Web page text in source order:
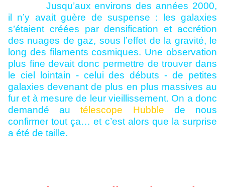
Jusqu’aux environs des années 2000,
il n’y avait guère de suspense : les galaxies
s’étaient créées par densification et accrétion
des nuages de gaz, sous l’effet de la gravité, le
long des filaments cosmiques. Une observation
plus fine devait donc permettre de trouver dans
le ciel lointain - celui des débuts - de petites
galaxies devenant de plus en plus massives au
fur et à mesure de leur vieillissement. On a donc
demandé autélescope Hubble de nous
confirmer tout ça… et c’est alors que la surprise
a été de taille.